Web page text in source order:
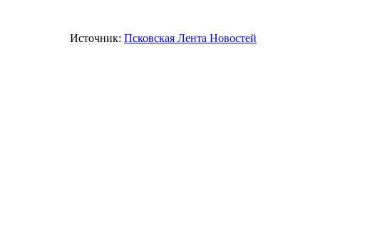
Источник: Псковская Лента Новостей